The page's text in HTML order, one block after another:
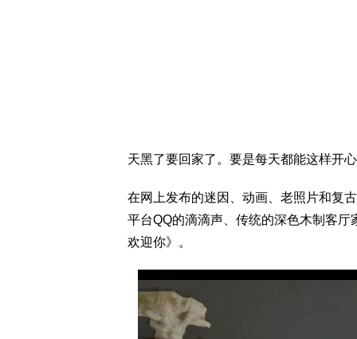
天黑了要回家了。要是每天都能这样开
在网上发布的迷因、动画、老照片和复
平台QQ的滴滴声、传统的深色木制客
欢迎你》。